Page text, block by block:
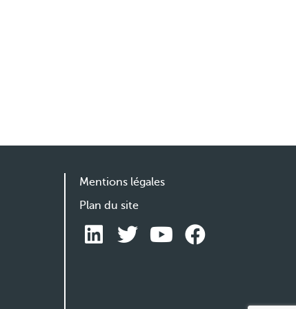
Mentions légales
Plan du site